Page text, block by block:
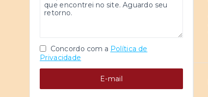
Concordo com a Política de
Privacidade
E-mail